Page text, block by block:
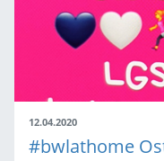
12.04.2020
#bwlathome